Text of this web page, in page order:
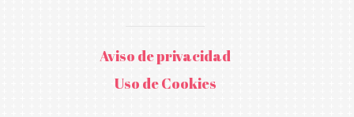
Aviso de privacidad
Uso de Cookies